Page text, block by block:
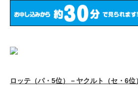
ロッテ（パ・5位）－ヤクルト（セ・6